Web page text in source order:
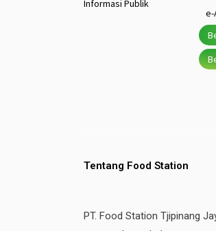
Informasi Publik
e-
Tentang Food Station
PT. Food Station Tjipinang